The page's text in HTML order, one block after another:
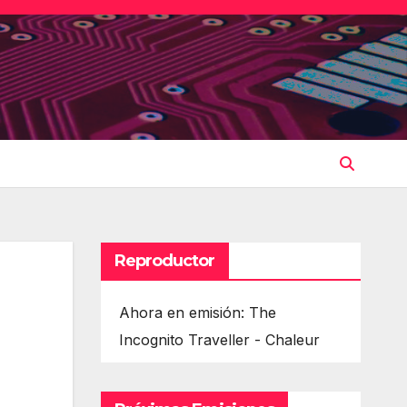
Reproductor
Ahora en emisión: The
Incognito Traveller - Chaleur